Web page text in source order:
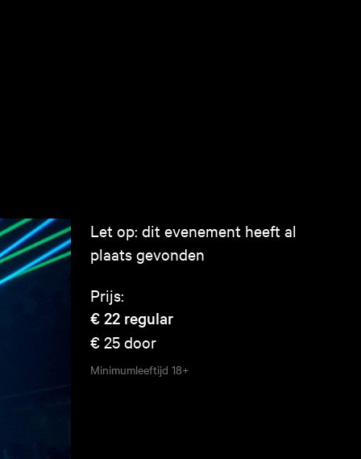
Let op: dit evenement heeft al
plaats gevonden
Prijs:
€ 22 regular
€ 25 door
Minimumleeftijd 18+